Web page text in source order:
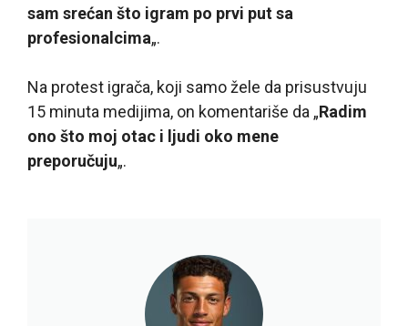
sam srećan što igram po prvi put sa
profesionalcima„.
Na protest igrača, koji samo žele da prisustvuju
15 minuta medijima, on komentariše da „Radim
ono što moj otac i ljudi oko mene
preporučuju„.